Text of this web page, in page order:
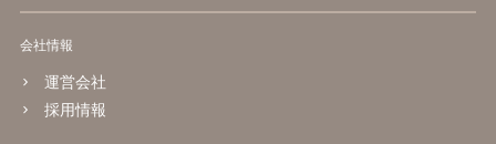
会社情報
運営会社
採用情報